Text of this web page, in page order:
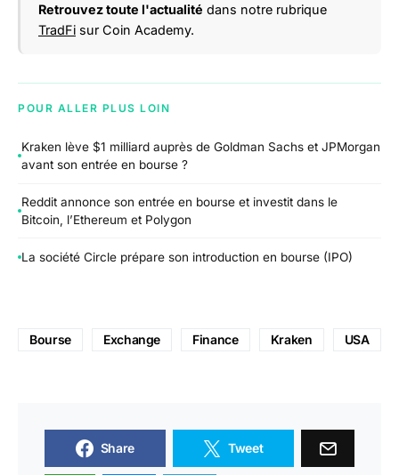
Retrouvez toute l'actualité dans notre rubrique
TradFi sur Coin Academy.
POUR ALLER PLUS LOIN
Kraken lève $1 milliard auprès de Goldman Sachs et JPMorgan
avant son entrée en bourse ?
Reddit annonce son entrée en bourse et investit dans le
Bitcoin, l’Ethereum et Polygon
La société Circle prépare son introduction en bourse (IPO)
Bourse Exchange Finance Kraken USA
Share Tweet